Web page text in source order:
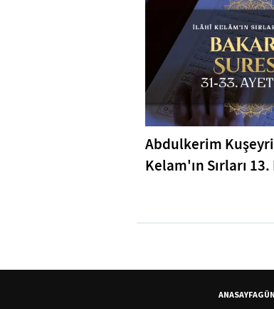
Abdulkerim
Kelam'ın Sırları
ANASAYFA